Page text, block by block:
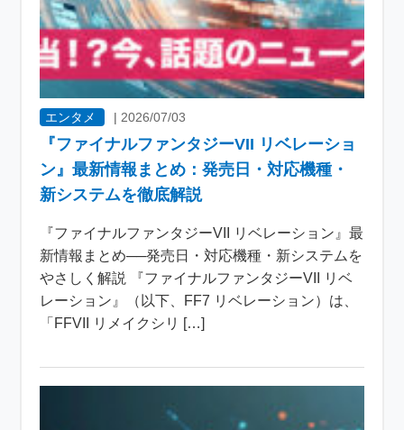
エンタメ | 2026/07/03
『ファイナルファンタジーVII リベレーショ
ン』最新情報まとめ：発売日・対応機種・
新システムを徹底解説
『ファイナルファンタジーVII リベレーション』最
新情報まとめ──発売日・対応機種・新システムを
やさしく解説 『ファイナルファンタジーVII リベ
レーション』（以下、FF7 リベレーション）は、
「FFVII リメイクシリ […]